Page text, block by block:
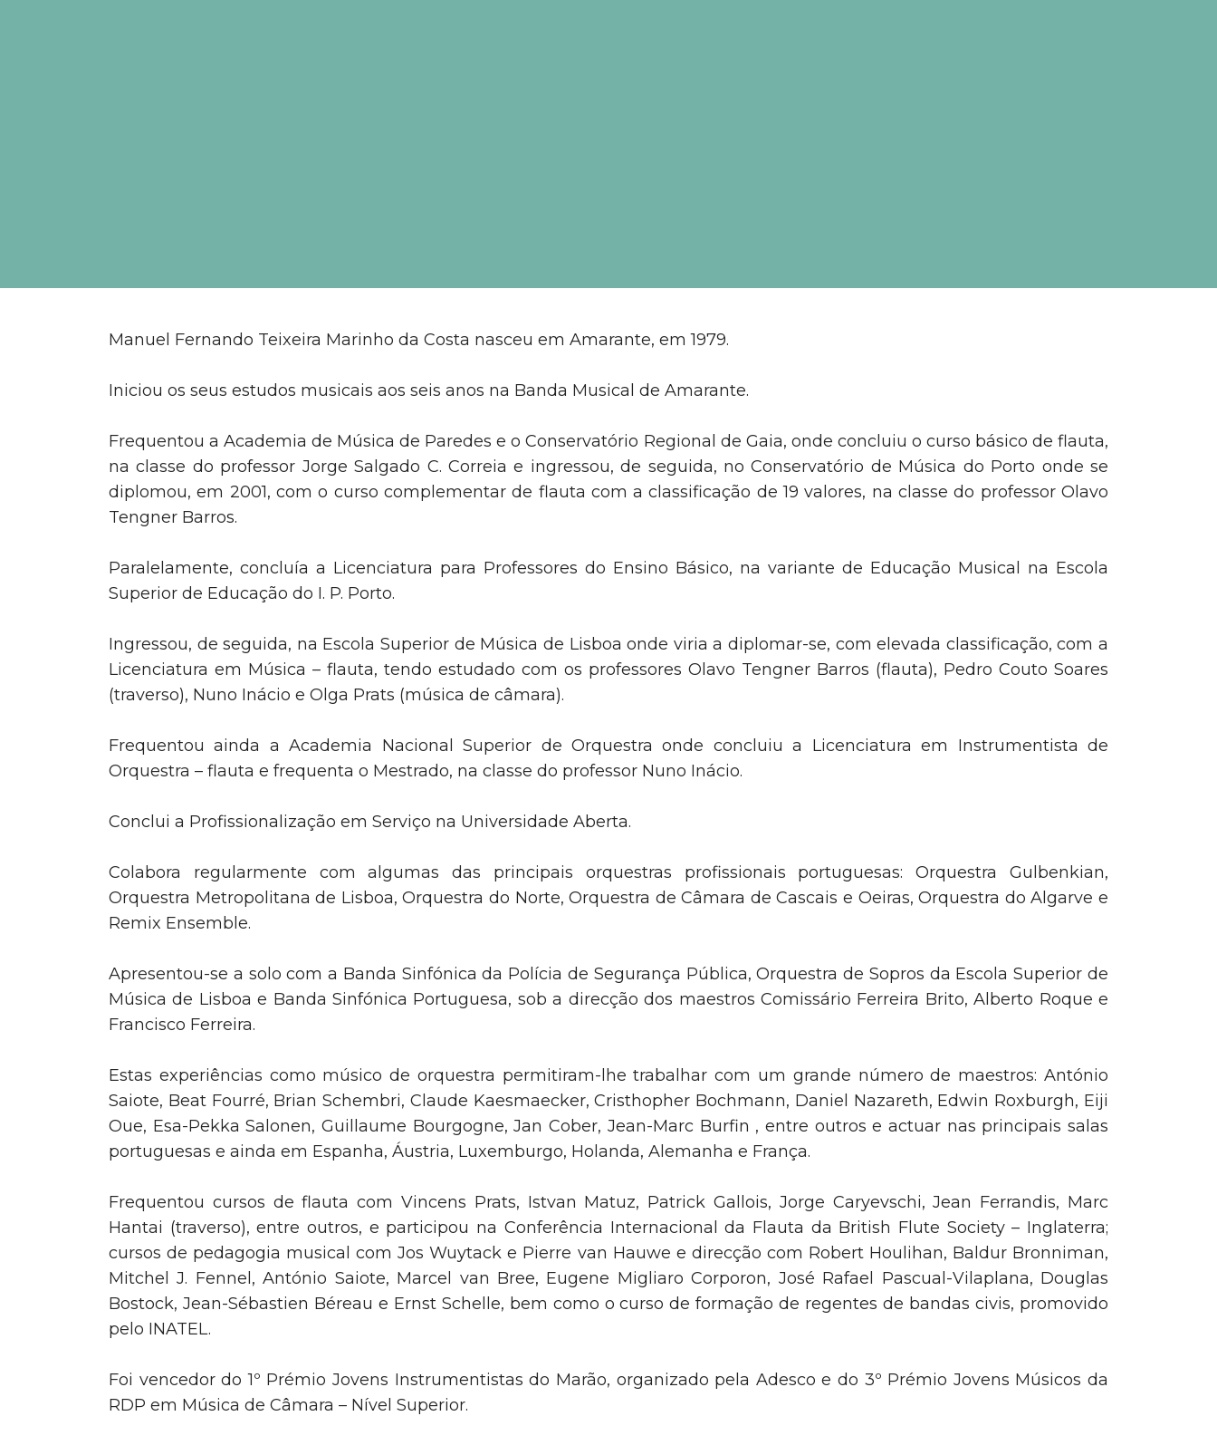
Manuel Fernando Teixeira Marinho da Costa nasceu em Amarante, em 1979.
Iniciou os seus estudos musicais aos seis anos na Banda Musical de Amarante.
Frequentou a Academia de Música de Paredes e o Conservatório Regional de Gaia, onde concluiu o curso básico de flauta,
na classe do professor Jorge Salgado C. Correia e ingressou, de seguida, no Conservatório de Música do Porto onde se
diplomou, em 2001, com o curso complementar de flauta com a classificação de 19 valores, na classe do professor Olavo
Tengner Barros.
Paralelamente, concluía a Licenciatura para Professores do Ensino Básico, na variante de Educação Musical na Escola
Superior de Educação do I. P. Porto.
Ingressou, de seguida, na Escola Superior de Música de Lisboa onde viria a diplomar-se, com elevada classificação, com a
Licenciatura em Música – flauta, tendo estudado com os professores Olavo Tengner Barros (flauta), Pedro Couto Soares
(traverso), Nuno Inácio e Olga Prats (música de câmara).
Frequentou ainda a Academia Nacional Superior de Orquestra onde concluiu a Licenciatura em Instrumentista de
Orquestra – flauta e frequenta o Mestrado, na classe do professor Nuno Inácio.
Conclui a Profissionalização em Serviço na Universidade Aberta.
Colabora regularmente com algumas das principais orquestras profissionais portuguesas: Orquestra Gulbenkian,
Orquestra Metropolitana de Lisboa, Orquestra do Norte, Orquestra de Câmara de Cascais e Oeiras, Orquestra do Algarve e
Remix Ensemble.
Apresentou-se a solo com a Banda Sinfónica da Polícia de Segurança Pública, Orquestra de Sopros da Escola Superior de
Música de Lisboa e Banda Sinfónica Portuguesa, sob a direcção dos maestros Comissário Ferreira Brito, Alberto Roque e
Francisco Ferreira.
Estas experiências como músico de orquestra permitiram-lhe trabalhar com um grande número de maestros: António
Saiote, Beat Fourré, Brian Schembri, Claude Kaesmaecker, Cristhopher Bochmann, Daniel Nazareth, Edwin Roxburgh, Eiji
Oue, Esa-Pekka Salonen, Guillaume Bourgogne, Jan Cober, Jean-Marc Burfin , entre outros e actuar nas principais salas
portuguesas e ainda em Espanha, Áustria, Luxemburgo, Holanda, Alemanha e França.
Frequentou cursos de flauta com Vincens Prats, Istvan Matuz, Patrick Gallois, Jorge Caryevschi, Jean Ferrandis, Marc
Hantai (traverso), entre outros, e participou na Conferência Internacional da Flauta da British Flute Society – Inglaterra;
cursos de pedagogia musical com Jos Wuytack e Pierre van Hauwe e direcção com Robert Houlihan, Baldur Bronniman,
Mitchel J. Fennel, António Saiote, Marcel van Bree, Eugene Migliaro Corporon, José Rafael Pascual-Vilaplana, Douglas
Bostock, Jean-Sébastien Béreau e Ernst Schelle, bem como o curso de formação de regentes de bandas civis, promovido
pelo INATEL.
Foi vencedor do 1º Prémio Jovens Instrumentistas do Marão, organizado pela Adesco e do 3º Prémio Jovens Músicos da
RDP em Música de Câmara – Nível Superior.